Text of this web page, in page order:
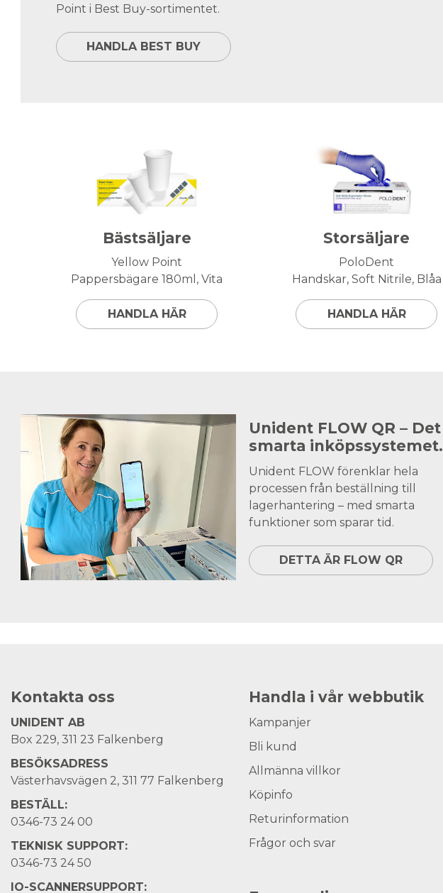
Point i Best Buy-sortimentet.
HANDLA BEST BUY
Bästsäljare
Yellow Point
Pappersbägare 180ml, Vita
HANDLA HÄR
Storsäljare
PoloDent
Handskar, Soft Nitrile, Blåa
HANDLA HÄR
Unident FLOW QR – Det
smarta inköpssystemet.
Unident FLOW förenklar hela
processen från beställning till
lagerhantering – med smarta
funktioner som sparar tid.
DETTA ÄR FLOW QR
Kontakta oss
UNIDENT AB
Box 229, 311 23 Falkenberg
BESÖKSADRESS
Västerhavsvägen 2, 311 77 Falkenberg
BESTÄLL:
0346-73 24 00
TEKNISK SUPPORT:
0346-73 24 50
IO-SCANNERSUPPORT:
Handla i vår webbutik
Kampanjer
Bli kund
Allmänna villkor
Köpinfo
Returinformation
Frågor och svar